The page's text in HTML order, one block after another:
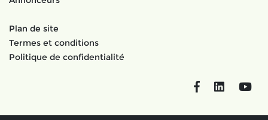
Plan de site
Termes et conditions
Politique de confidentialité
FacebookLinkedIn